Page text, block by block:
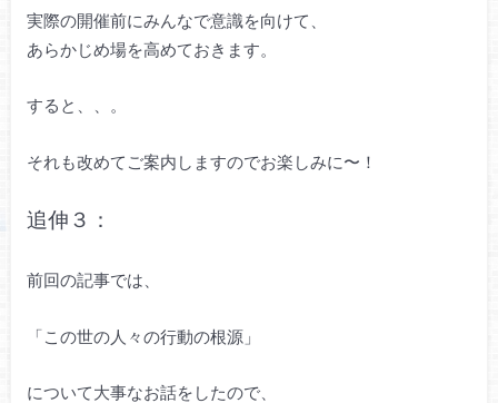
実際の開催前にみんなで意識を向けて、
あらかじめ場を高めておきます。
すると、、。
それも改めてご案内しますのでお楽しみに〜！
追伸３：
前回の記事では、
「この世の人々の行動の根源」
について大事なお話をしたので、